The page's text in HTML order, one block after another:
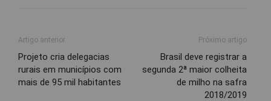
Artigo anterior
Projeto cria delegacias
rurais em municípios com
mais de 95 mil habitantes
Próximo artigo
Brasil deve registrar a
segunda 2ª maior colheita
de milho na safra
2018/2019